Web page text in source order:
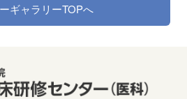
ギャラリーTOPへ